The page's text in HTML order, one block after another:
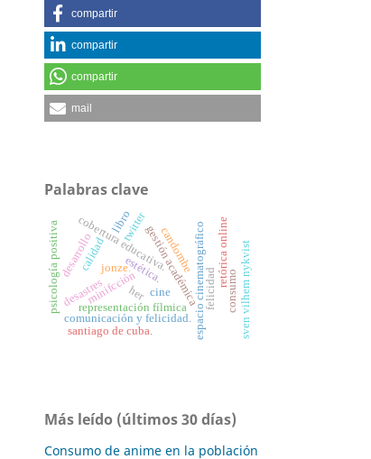
compartir
compartir
compartir
mail
Palabras clave
cine
gestión académicaespacio cinematográfico
representación fílmica
estética.
cobertura educativa.
calidad
minifcción
desarrollo candombe
comunicación y felicidad.
psicología positiva felicidad
her
retórica online
consumo
jonze.
twitter
desastres
libro
sven vilhem nykvist
santiago de cuba.
Más leído (últimos 30 días)
Consumo de anime en la población